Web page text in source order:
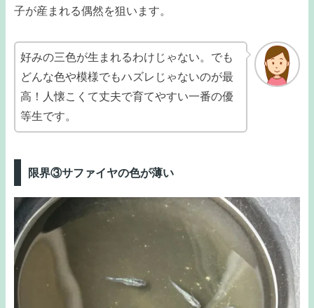
子が産まれる偶然を狙います。
好みの三色が生まれるわけじゃない。でも
どんな色や模様でもハズレじゃないのが最
高！人懐こくて丈夫で育てやすい一番の優
等生です。
限界③サファイヤの色が薄い